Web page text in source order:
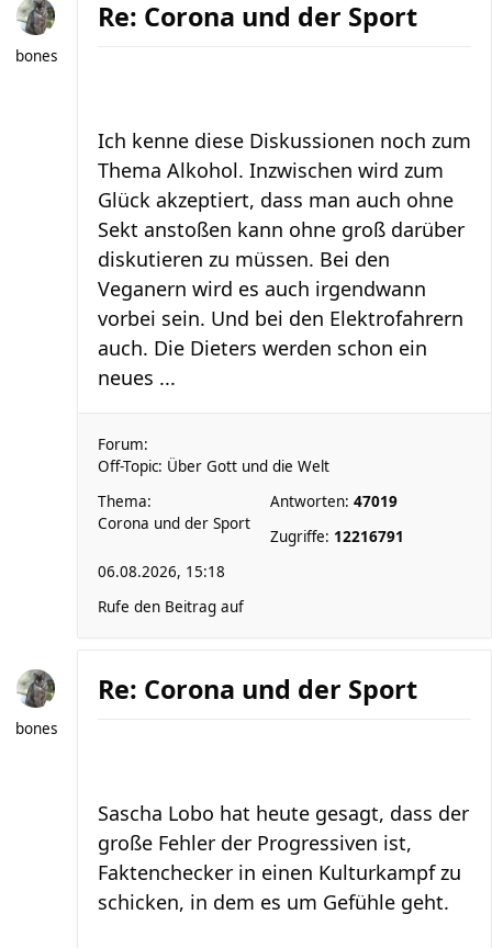
bones
Re: Corona und der Sport
Ich kenne diese Diskussionen noch zum
Thema Alkohol. Inzwischen wird zum
Glück akzeptiert, dass man auch ohne
Sekt anstoßen kann ohne groß darüber
diskutieren zu müssen. Bei den
Veganern wird es auch irgendwann
vorbei sein. Und bei den Elektrofahrern
auch. Die Dieters werden schon ein
neues ...
Forum:
Off-Topic: Über Gott und die Welt
Thema:
Corona und der Sport
Antworten: 47019
Zugriffe: 12216791
06.08.2026, 15:18
Rufe den Beitrag auf
bones
Re: Corona und der Sport
Sascha Lobo hat heute gesagt, dass der
große Fehler der Progressiven ist,
Faktenchecker in einen Kulturkampf zu
schicken, in dem es um Gefühle geht.